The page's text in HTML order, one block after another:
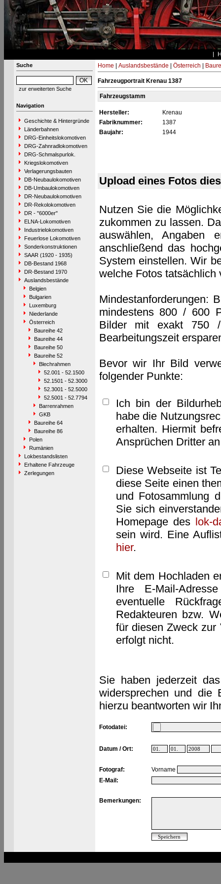
Suche
zur erweiterten Suche
Navigation
Geschichte & Hintergründe
Länderbahnen
DRG-Einheitslokomotiven
DRG-Zahnradlokomotiven
DRG-Schmalspurlok.
Kriegslokomotiven
Verlagerungsbauten
DB-Neubaulokomotiven
DB-Umbaulokomotiven
DR-Neubaulokomotiven
DR-Rekolokomotiven
DR - "6000er"
ELNA-Lokomotiven
Industrielokomotiven
Feuerlose Lokomotiven
Sonderkonstruktionen
SAAR (1920 - 1935)
DB-Bestand 1968
DR-Bestand 1970
Auslandsbestände
Belgien
Bulgarien
Luxemburg
Niederlande
Österreich
Baureihe 42
Baureihe 44
Baureihe 50
Baureihe 52
Blechrahmen
52.001 - 52.1500
52.1501 - 52.3000
52.3001 - 52.5000
52.5001 - 52.7794
Barrenrahmen
GKB
Baureihe 64
Baureihe 86
Polen
Rumänien
Lokbestandslisten
Erhaltene Fahrzeuge
Zerlegungen
Home Auslandsbestände Österreich
Fahrzeugportrait Krenau 1387
Fahrzeugstamm
Hersteller:
Krenau
Fabriknummer:
1387
Baujahr:
1944
Upload eines Fotos
Nutzen Sie die
zukommen zu lassen.
auswählen, Angaben
anschließend das
System einstellen. Wir
welche Fotos tatsächlich
Mindestanforderungen:
mindestens 800 / 600
Bilder mit exakt 750
Bearbeitungszeit
Bevor wir Ihr Bild
folgender Punkte:
Ich bin der
habe die
erhalten. Hiermit
Ansprüchen Dritter
Diese Webseite ist
diese Seite einen
und Fotosammlung
Sie sich
Homepage des lok-
sein wird. Eine
hier.
Mit dem Hochladen
Ihre E-Mail-
eventuelle
Redakteuren bzw.
für diesen Zweck zur
erfolgt nicht.
Sie haben jederzeit
widersprechen und die
hierzu beantworten wir
Fotodatei:
Datum / Ort:
Fotograf:
Vorname
E-Mail:
Bemerkungen: